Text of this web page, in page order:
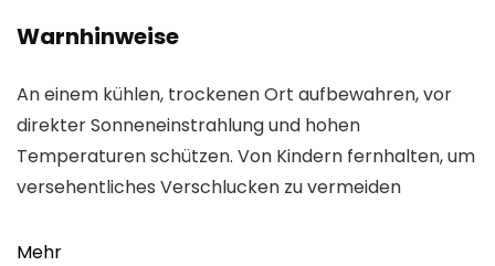
Warnhinweise
An einem kühlen, trockenen Ort aufbewahren, vor
direkter Sonneneinstrahlung und hohen
Temperaturen schützen. Von Kindern fernhalten, um
versehentliches Verschlucken zu vermeiden
Mehr